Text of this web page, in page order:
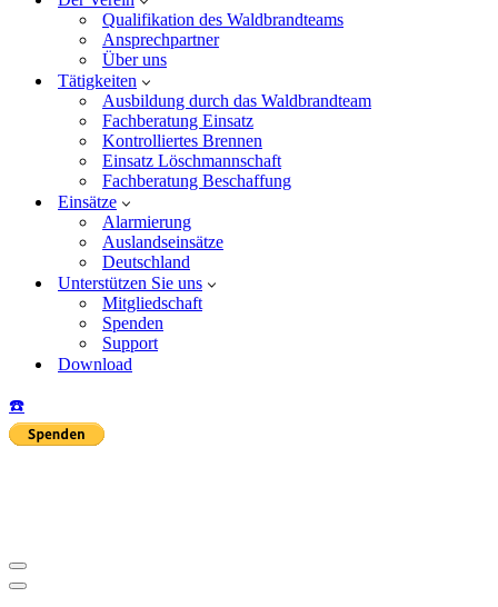
Qualifikation des Waldbrandteams
Ansprechpartner
Über uns
Tätigkeiten
Ausbildung durch das Waldbrandteam
Fachberatung Einsatz
Kontrolliertes Brennen
Einsatz Löschmannschaft
Fachberatung Beschaffung
Einsätze
Alarmierung
Auslandseinsätze
Deutschland
Unterstützen Sie uns
Mitgliedschaft
Spenden
Support
Download
☎️
Navigationsmenü
Navigationsmenü